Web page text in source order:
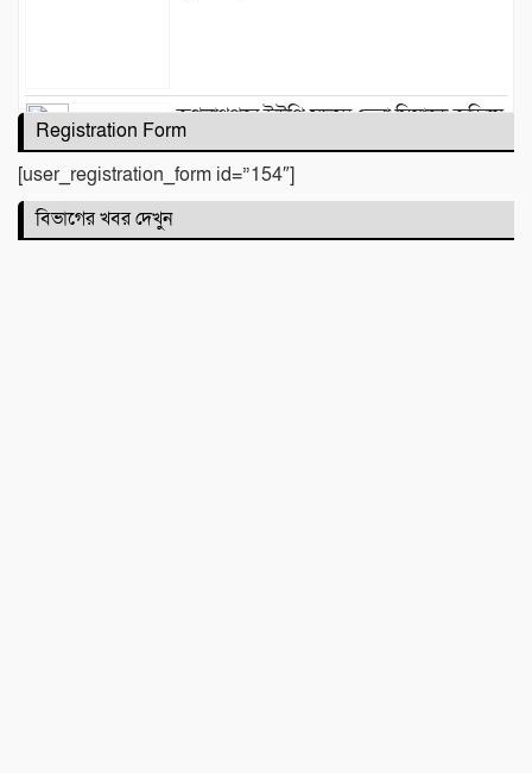
জগন্নাথপুরে ইউপি সদস্য তেরা মিয়াকে জড়িয়ে
অপপ্রচার, এলাকাবাসীর মানববন্ধন
Registration Form
[user_registration_form id=”154″]
বিভাগের খবর দেখুন